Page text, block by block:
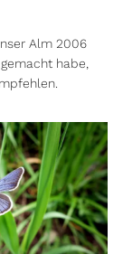
Alm 2006
habe,